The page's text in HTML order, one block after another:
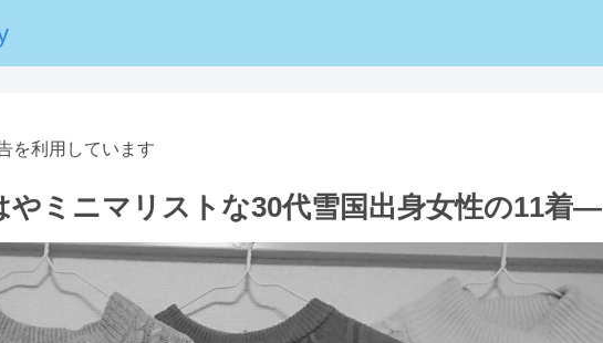
を利用しています
ミニマリストな30代雪国出身女性の11着―